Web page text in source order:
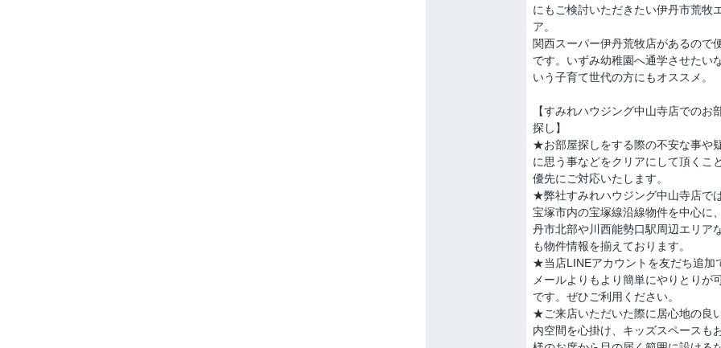
にもご検討いただきたい伊丹市荒牧
ア。
関西スーパー伊丹荒牧店があるので
です。いずみ幼稚園へ通学させたい
いう子育て世代の方にもオススメ。
【すみれハウジング中山寺店でのお
探し】
★お部屋探しをする際の不安な事や
に思う事などをクリアにして頂くこ
優先にご対応いたします。
★弊社すみれハウジング中山寺店で
宝塚市内の宝塚線沿線物件を中心に
丹市北部や川西能勢口駅周辺エリア
も物件情報を揃えております。
★当店LINEアカウントを友だち追加
メールよりもより簡単にやりとりが
です。ぜひご利用ください。
★ご来店いただいた際に居心地の良
内空間を心掛け、キッズスペースも